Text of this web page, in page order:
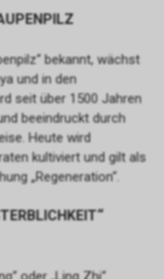
bekannt, wächst
und in den
seit über 1500 Jahren
beeindruckt durch
Heute wird
kultiviert und gilt als
„Regeneration“.